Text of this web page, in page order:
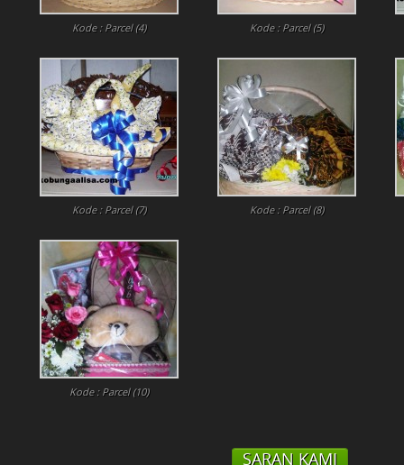
Kode : Parcel (4) Kode : Parcel (5)
Kode : Parcel (7) Kode : Parcel (8)
Kode : Parcel (10)
SARAN KAMI